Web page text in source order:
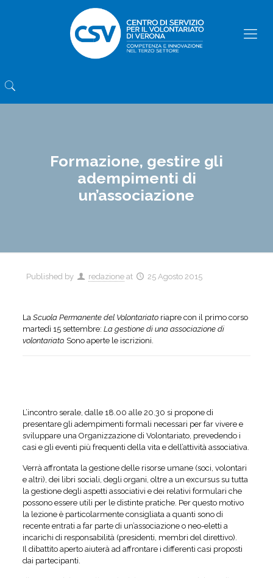
Formazione, gestire gli
adempimenti di
un’associazione
Published by redazione at 25 Agosto 2015
La Scuola Permanente del Volontariatoriapre con il primo corso
martedì 15 settembre: La gestione di una associazione di
volontariato. Sono aperte le iscrizioni.
L’incontro serale, dalle 18.00 alle 20.30 si propone di
presentare gli adempimenti formali necessari per far vivere e
sviluppare una Organizzazione di Volontariato, prevedendo i
casi e gli eventi più frequenti della vita e dell’attività associativa.
Verrà affrontata la gestione delle risorse umane (soci, volontari
e altri), dei libri sociali, degli organi, oltre a un excursus su tutta
la gestione degli aspetti associativi e dei relativi formulari che
possono essere utili per le distinte pratiche. Per questo motivo
la lezione è particolarmente consigliata a quanti sono di
recente entrati a far parte di un’associazione o neo-eletti a
incarichi di responsabilità (presidenti, membri del direttivo).
Il dibattito aperto aiuterà ad affrontare i differenti casi proposti
dai partecipanti.